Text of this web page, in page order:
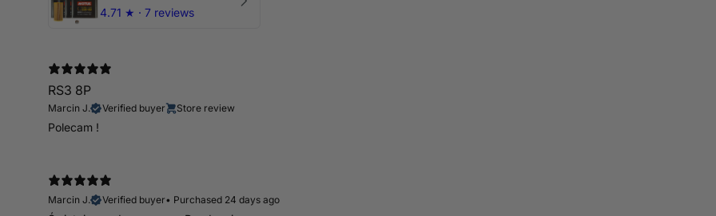
4.71 ★ · 7 reviews
RS3 8P
Marcin J. Verified buyer Store review
Polecam !
Marcin J.
Verified buyer• Purchased 24 days ago